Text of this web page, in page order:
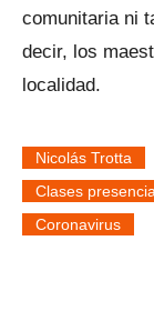
comunitaria ni
decir, los
localidad.
Nicolás Trotta
Clases
Coronavirus